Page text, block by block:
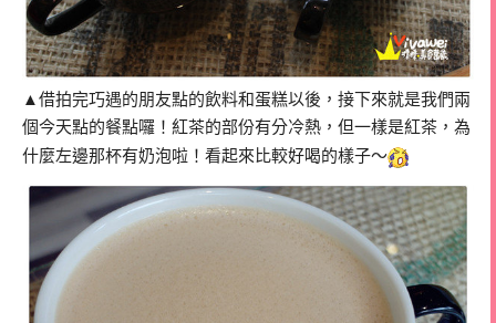
▲借拍完巧遇的朋友點的飲料和蛋糕以後，接下來就是我們兩
個今天點的餐點囉！紅茶的部份有分冷熱，但一樣是紅茶，為
什麼左邊那杯有奶泡啦！看起來比較好喝的樣子～